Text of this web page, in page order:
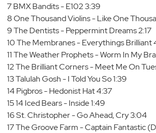
7 BMX Bandits - E102 3:39
8 One Thousand Violins - Like One
9 The Dentists - Peppermint Dreams 2:17
10 The Membranes - Everythings Brilliant
11 The Weather Prophets - Worm In My
12 The Brilliant Corners - Meet Me On
13 Talulah Gosh - I Told You So 1:39
14 Pigbros - Hedonist Hat 4:37
15 14 Iced Bears - Inside 1:49
16 St. Christopher - Go Ahead, Cry 3:04
17 The Groove Farm - Captain Fantastic